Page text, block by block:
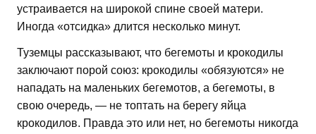
устраивается на широкой спине своей матери.
Иногда «отсидка» длится несколько минут.
Туземцы рассказывают, что бегемоты и крокодилы
заключают порой союз: крокодилы «обязуются» не
нападать на маленьких бегемотов, а бегемоты, в
свою очередь, — не топтать на берегу яйца
крокодилов. Правда это или нет, но бегемоты никогда